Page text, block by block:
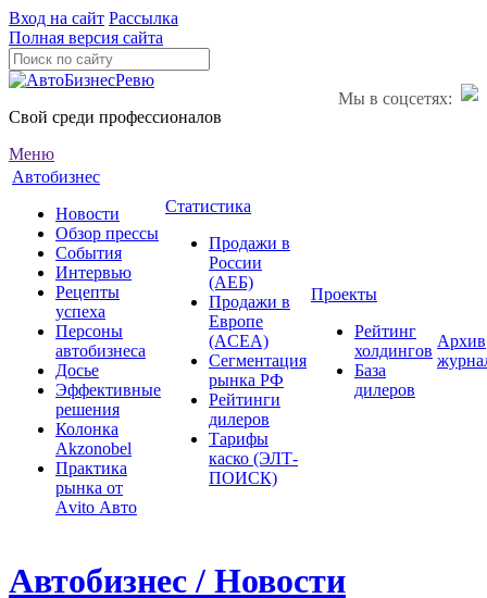
Вход на сайт Рассылка
Полная версия сайта
Мы в соцсетях:
Свой среди профессионалов
Меню
Автобизнес
Новости
Обзор прессы
События
Интервью
Рецепты
успеха
Персоны
автобизнеса
Досье
Эффективные
решения
Колонка
Akzonobel
Практика
рынка от
Аvito Авто
Статистика
Продажи в
России
(АЕБ)
Продажи в
Европе
(ACEA)
Сегментация
рынка РФ
Рейтинги
дилеров
Тарифы
каско (ЭЛТ-
ПОИСК)
Проекты
Рейтинг
холдингов
База
дилеров
Архив
Автобизнес / Новости